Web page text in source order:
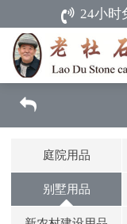
24小时
庭院用品
别墅用品